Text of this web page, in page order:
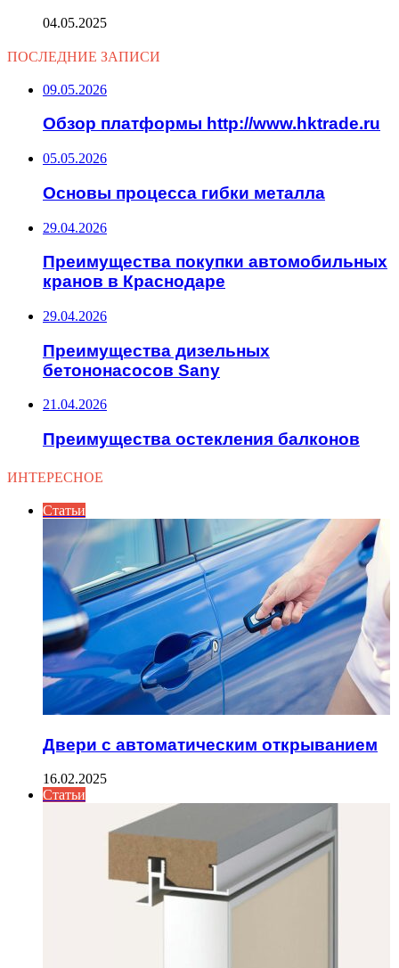
04.05.2025
ПОСЛЕДНИЕ ЗАПИСИ
09.05.2026
Обзор платформы http://www.hktrade.ru
05.05.2026
Основы процесса гибки металла
29.04.2026
Преимущества покупки автомобильных
кранов в Краснодаре
29.04.2026
Преимущества дизельных
бетононасосов Sany
21.04.2026
Преимущества остекления балконов
ИНТЕРЕСНОЕ
Статьи
Двери с автоматическим открыванием
16.02.2025
Статьи